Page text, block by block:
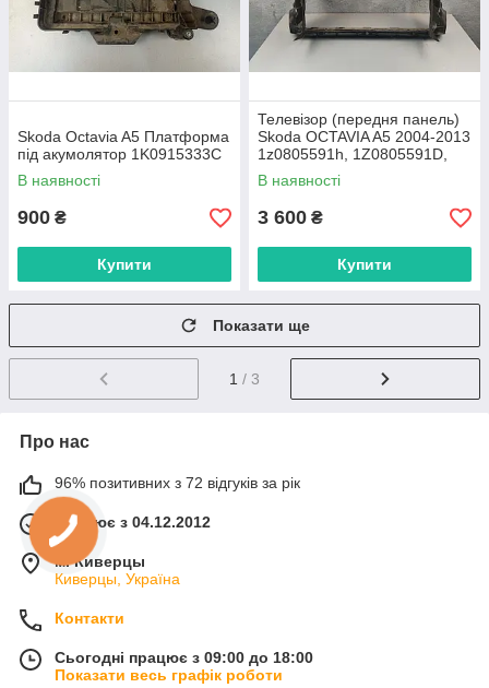
Skoda Octavia A5 Платформа
під акумолятор 1K0915333C
В наявності
900 ₴
Купити
Телевізор (передня панель)
Skoda OCTAVIA A5 2004-2013
1z0805591h, 1Z0805591D,
1Z0805591F
В наявності
3 600 ₴
Купити
Показати ще
1 / 3
Про нас
96% позитивних з 72 відгуків за рік
Працює з 04.12.2012
м. Киверцы
Киверцы, Україна
Контакти
Сьогодні працює з 09:00 до 18:00
Показати весь графік роботи